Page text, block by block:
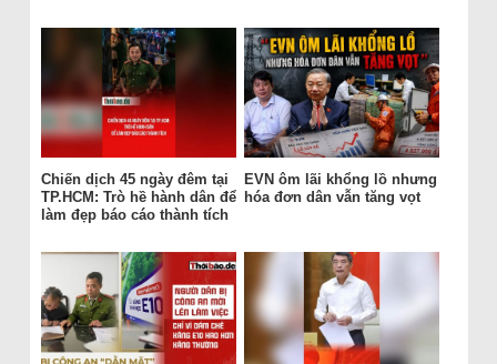
Chiến dịch 45 ngày đêm tại
TP.HCM: Trò hề hành dân để
làm đẹp báo cáo thành tích
EVN ôm lãi khổng lồ nhưng
hóa đơn dân vẫn tăng vọt